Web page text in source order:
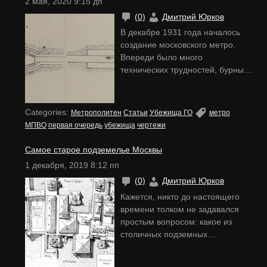
такое — «ЧЗ»? Из каких слов
получилось это …
(0)
Дмитрий Юрков
В декабре 1931 года началось
создание московского метро.
Впереди было много
технических трудностей, бурные
известная история. Но почти
никто не знает, что той же зимой
советскому метрополитену
перевели свежие прикидки
итальянских теоретиков по
будущему использованию…
Categories: Метрополитен Статьи Убежища ГО
метро
МПВО первая очередь убежища чертежи
Самое старое подземелье Москвы
1 декабря, 2019 8:12 пп
(0)
Дмитрий Юрков
Кажется, никто до настоящего
времени толком не задавался
простым вопросом: какое из
столичных подземных